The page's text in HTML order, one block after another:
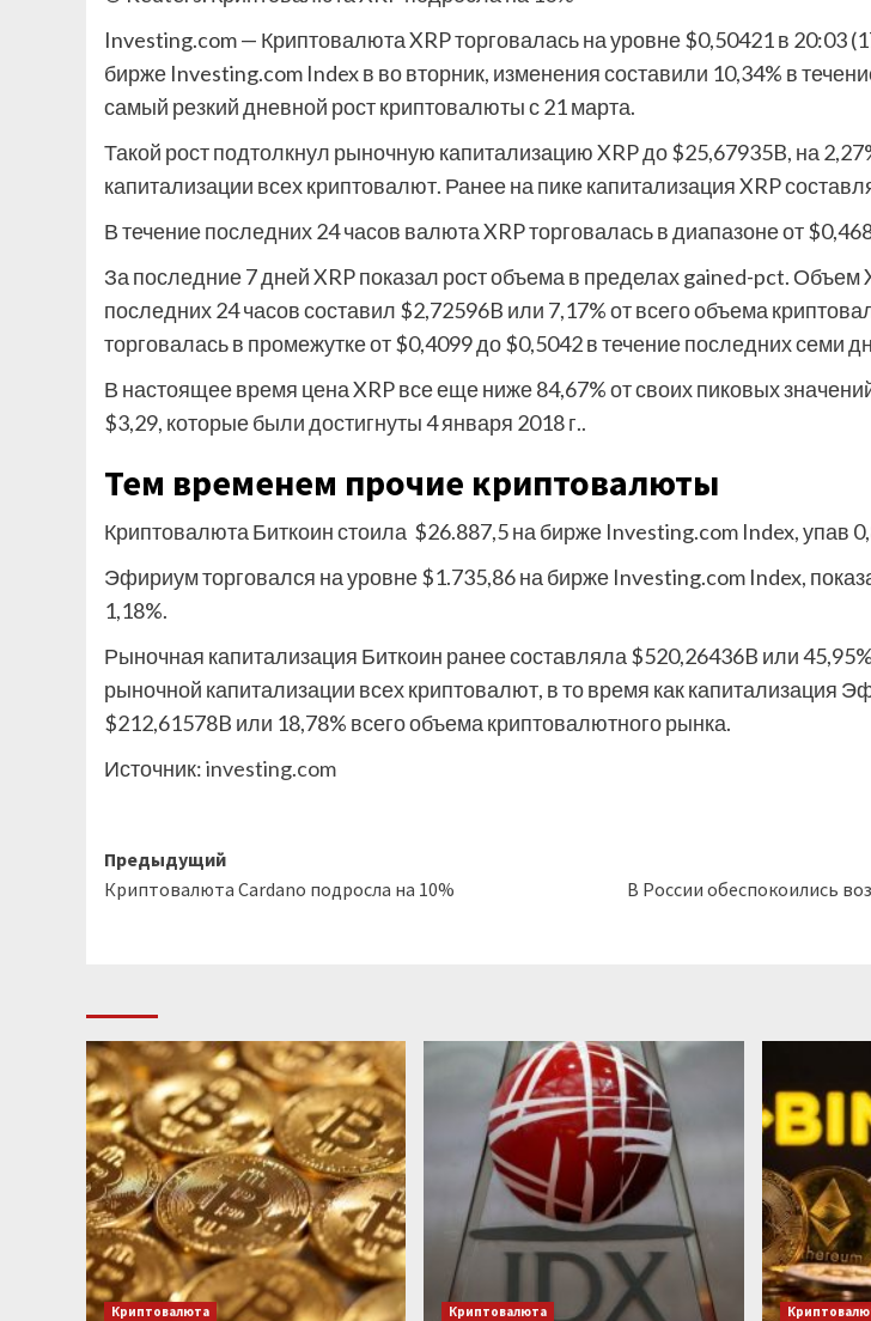
Investing.com — Криптовалюта XRP торговалась на уровне $0,50421 в 20:03
бирже Investing.com Index в во вторник, изменения составили 10,34% в
самый резкий дневной рост криптовалюты с 21 марта.
Такой рост подтолкнул рыночную капитализацию XRP до $25,67935B, на
капитализации всех криптовалют. Ранее на пике капитализация XRP
В течение последних 24 часов валюта XRP торговалась в диапазоне от
За последние 7 дней XRP показал рост объема в пределах gained-pct. Объем
последних 24 часов составил $2,72596B или 7,17% от всего объема
торговалась в промежутке от $0,4099 до $0,5042 в течение последних семи
В настоящее время цена XRP все еще ниже 84,67% от своих пиковых
$3,29, которые были достигнуты 4 января 2018 г..
Тем временем прочие криптовалюты
Криптовалюта Биткоин стоила $26.887,5 на бирже Investing.com Index, упав
Эфириум торговался на уровне $1.735,86 на бирже Investing.com Index,
1,18%.
Рыночная капитализация Биткоин ранее составляла $520,26436B или
рыночной капитализации всех криптовалют, в то время как капитализация
$212,61578B или 18,78% всего объема криптовалютного рынка.
Источник:investing.com
Навигация
записи
Предыдущий
Криптовалюта Cardano подросла на 10%
В России обеспокоились
Криптовалюта Криптовалюта